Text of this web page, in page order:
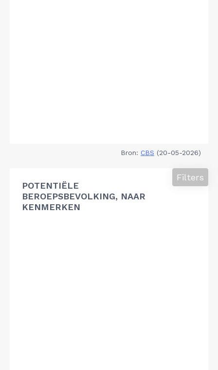
Bron: CBS (20-05-2026)
POTENTIËLE
BEROEPSBEVOLKING, NAAR
KENMERKEN
Filters